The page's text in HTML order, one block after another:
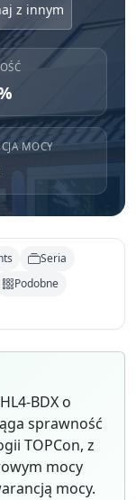
z innym
MOCY
Seria
Podobne
BDX o
sprawność
TOPCon, z
mocy
mocy.